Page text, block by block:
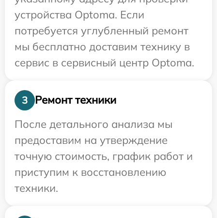
устройства Optoma. Если
потребуется углубленный ремонт
мы бесплатно доставим технику в
сервис в сервисный центр Optoma.
3
Ремонт техники
После детального анализа мы
предоставим на утверждение
точную стоимость, график работ и
приступим к восстановлению
техники.